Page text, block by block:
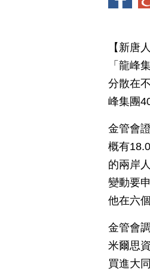
【新唐
「龍峰
分散在
峰集團
金管會
概有
的兩岸
變動要
他在六
金管會
米爾思
買進大